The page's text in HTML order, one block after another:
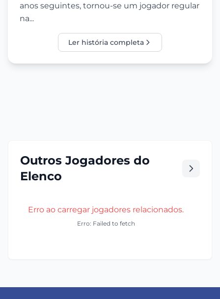
anos seguintes, tornou-se um jogador regular
na...
Ler história completa
Outros Jogadores do
Elenco
Erro ao carregar jogadores relacionados.
Erro: Failed to fetch